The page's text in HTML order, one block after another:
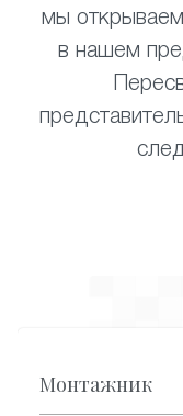
мы
в нашем
Монтажник